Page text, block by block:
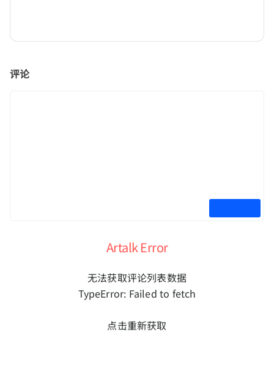
评论
Artalk Error
无法获取评论列表数据
TypeError: Failed to fetch
点击重新获取